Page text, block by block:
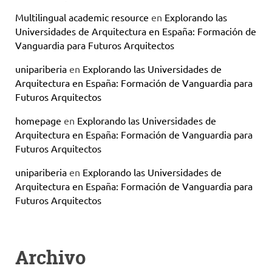
Multilingual academic resource en Explorando las
Universidades de Arquitectura en España: Formación de
Vanguardia para Futuros Arquitectos
unipariberia en Explorando las Universidades de
Arquitectura en España: Formación de Vanguardia para
Futuros Arquitectos
homepage en Explorando las Universidades de
Arquitectura en España: Formación de Vanguardia para
Futuros Arquitectos
unipariberia en Explorando las Universidades de
Arquitectura en España: Formación de Vanguardia para
Futuros Arquitectos
Archivo